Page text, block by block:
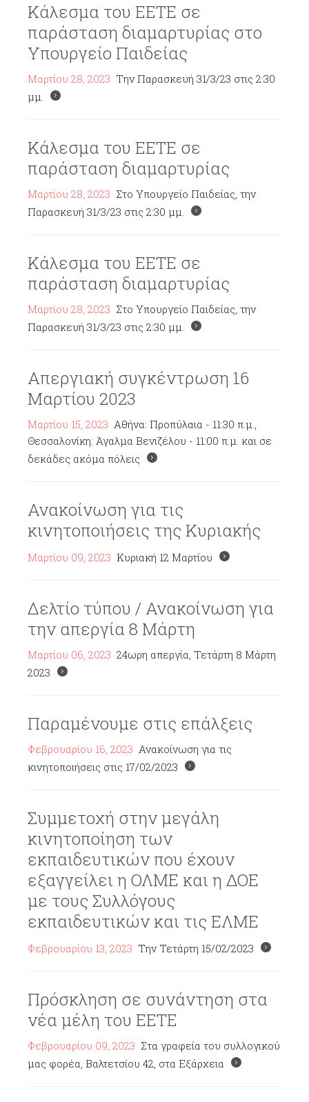
Κάλεσμα του ΕΕΤΕ σε
παράσταση διαμαρτυρίας στο
Υπουργείο Παιδείας
Μαρτίου 28, 2023 Την Παρασκευή 31/3/23 στις 2:30
μμ.
Κάλεσμα του ΕΕΤΕ σε
παράσταση διαμαρτυρίας
Μαρτίου 28, 2023 Στο Υπουργείο Παιδείας, την
Παρασκευή 31/3/23 στις 2:30 μμ.
Κάλεσμα του ΕΕΤΕ σε
παράσταση διαμαρτυρίας
Μαρτίου 28, 2023 Στο Υπουργείο Παιδείας, την
Παρασκευή 31/3/23 στις 2:30 μμ.
Απεργιακή συγκέντρωση 16
Μαρτίου 2023
Μαρτίου 15, 2023 Αθήνα: Προπύλαια - 11:30 π.μ.,
Θεσσαλονίκη: Άγαλμα Βενιζέλου - 11:00 π.μ. και σε
δεκάδες ακόμα πόλεις
Ανακοίνωση για τις
κινητοποιήσεις της Κυριακής
Μαρτίου 09, 2023 Κυριακή 12 Μαρτίου
Δελτίο τύπου / Ανακοίνωση για
την απεργία 8 Μάρτη
Μαρτίου 06, 2023 24ωρη απεργία, Τετάρτη 8 Μάρτη
2023
Παραμένουμε στις επάλξεις
Φεβρουαρίου 16, 2023 Ανακοίνωση για τις
κινητοποιήσεις στις 17/02/2023
Συμμετοχή στην μεγάλη
κινητοποίηση των
εκπαιδευτικών που έχουν
εξαγγείλει η ΟΛΜΕ και η ΔΟΕ
με τους Συλλόγους
εκπαιδευτικών και τις ΕΛΜΕ
Φεβρουαρίου 13, 2023 Την Τετάρτη 15/02/2023
Πρόσκληση σε συνάντηση στα
νέα μέλη του ΕΕΤΕ
Φεβρουαρίου 09, 2023 Στα γραφεία του συλλογικού
μας φορέα, Βαλτετσίου 42, στα Εξάρχεια